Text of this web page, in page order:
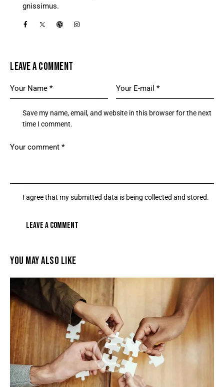
gnissimus.
LEAVE A COMMENT
Save my name, email, and website in this browser for the next
time I comment.
I agree that my submitted data is being collected and stored.
YOU MAY ALSO LIKE